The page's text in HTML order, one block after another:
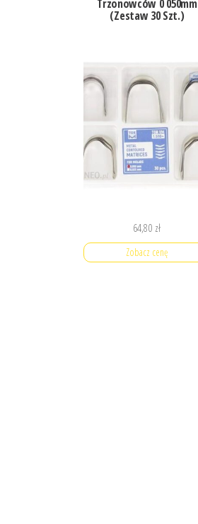
Trzonowców 0 050mm
(Zestaw 30 Szt.)
64,80 zł
Zobacz cenę